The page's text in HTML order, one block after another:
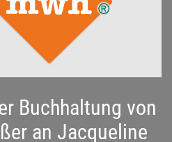
Buchhaltung von
an Jacqueline